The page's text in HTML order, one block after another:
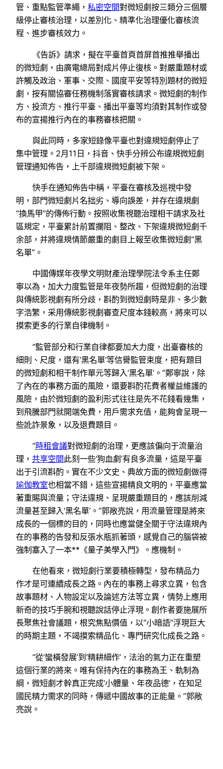
管、重點監管準繩， 私密空間對微短劇按三類分三個層
級停止審核治理，以差別化、精準化治理優化審核流
程、進步審核效力。
《告訴》請求，擬在平臺首頁首屏首推推舉播出
的微短劇，由廣電總局對成片停止復核。對嚴重題材或
許觸及政治、軍事、交際、國度平安等特別題材的微短
劇，按有關協審任務機制落實審核請求。微短劇的制作
方、投流方、推行平臺、播出平臺等均須對其制作或發
布的宣揚推行內在的事務審核把關。
與此同時，多家短錄像平臺也對違規短劇停止了
集中管理。2月11日，抖音、快手分辨公布違規微短劇
管理通知佈告，上千部違規微短劇被下架。
快手在通知佈告中稱，平臺在審核及巡視中發
明，部門微短劇片名拙劣、導向誤差，并存在違規劇
“換馬甲”的傳佈行動。按照收集視聽治理相干請求及社
區規定，平臺累計前置攔阻、整改、下架違規微短劇千
余部，并將違規情節嚴重的劇目上報至收集微短劇“黑
名單”。
中國傳媒年夜學文明財產治理學院法令系主任鄭
寧以為，加大力度監管是年夜勢所趨，但微短劇的治理
與傳統影視劇有所分歧，斟酌到微短劇時是非、多少數
字浩繁，采用傳統影視劇審查尺度本錢較高，將來可以
摸索更多的行業自律機制。
“監管部分和行業自律都要加大力度，出臺審核的
細則、尺度，還有‘黑名單’等信譽監管束度，把有題目
的微短劇和相干制作單元等歸入‘黑名單’。”鄭寧說，除
了內在的事務方面的風險，還要斟酌花費者權益維護的
風險，由於微短劇的盈利形式往往是先不花錢看幾集，
到飛騰部門就開端免費，用戶需求充值，能夠會呈現一
些訛詐景象，以及退費題目。
“時租會議對微短劇的治理，更應該偏向于流量治
理， 共享空間此刻一些‘狗血劇’有良多流量，這是平臺
出于引流斟酌。實在不少文史、典故方面的微短劇做得
瑜伽教室也相當不錯，這些宣揚精良文明的，平臺應當
著重賜與流量；守法違規、呈現嚴重題目的，應該削減
流量甚至歸入‘黑名單’。”郭敞亮說，用流量管理是將來
成長的一個標的目的，同時也應當健全關于守法違規內
在的事務的告發和反張水瓶抓著頭，感覺自己的腦袋被
強制塞入了一本**《量子美學入門》。應機制。
在他看來，微短劇行業要積極轉型，發布精品力
作才是可連續成長之路。內在的事務上尋求立異，包含
故事題材、人物設定以及論述方法等立異，情勢上應用
新奇的技巧手腕和視聽說話停止浮現。創作者要施展所
長聚焦社會議題，根究焦點價值，以“小暗語”浮現巨大
的時期主題，不竭摸索精品化、專門研究化成長之路。
“從‘蠻橫發展’到‘精耕細作’，法治的氣力正在重塑
這個行業的將來。唯有保持內在的事務為王、軌制為
綱，微短劇才幹真正完成‘小體量、年夜品德’，在知足
國民精力需求的同時，傳遞中國故事的正能量。”郭敞
亮說。